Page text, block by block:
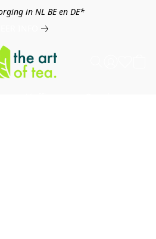
in NL BE en DE*